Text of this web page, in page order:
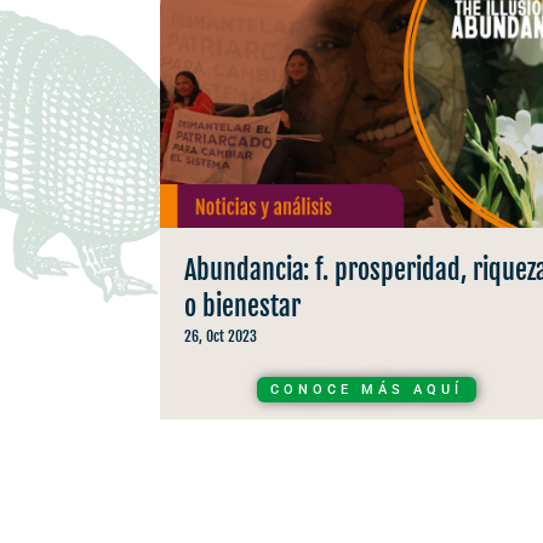
Abundancia: f. prosperidad,
o bienestar
26, Oct 2023
CONOCE MÁS AQUÍ